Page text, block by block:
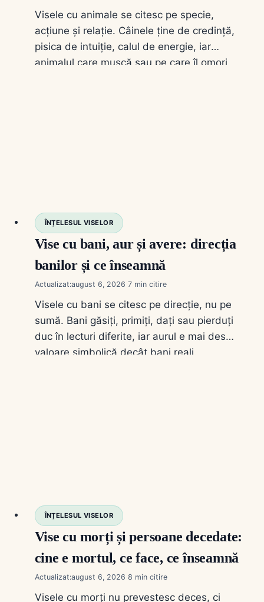
Visele cu animale se citesc pe specie,
acțiune și relație. Câinele ține de credință,
pisica de intuiție, calul de energie, iar
animalul care mușcă sau pe care îl omori
ÎNȚELESUL VISELOR
Vise cu bani, aur și avere: direcția
banilor și ce înseamnă
Actualizat:august 6, 2026 7
Visele cu bani se citesc pe direcție, nu pe
sumă. Bani găsiți, primiți, dați sau pierduți
duc în lecturi diferite, iar aurul e mai des
valoare simbolică decât bani reali.
ÎNȚELESUL VISELOR
Vise cu morți și persoane decedate:
cine e mortul, ce face, ce înseamnă
Actualizat:august 6, 2026 8
Visele cu morți nu prevestesc deces, ci